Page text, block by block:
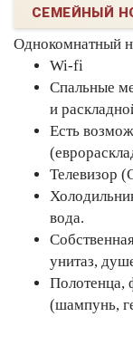
СЕМЕЙНЫЙ
Однокомнатный
Wi-fi
Спальные
и
Есть
Телевизор
вода.
унитаз,
Полотенца,
(шампунь,